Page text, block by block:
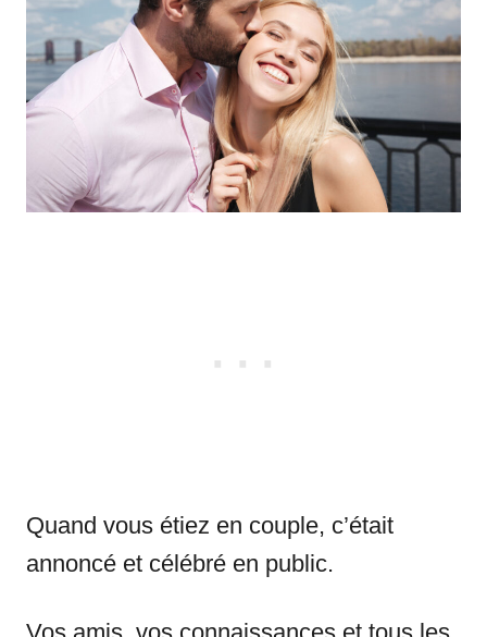
Quand vous étiez en couple, c’était
annoncé et célébré en public.